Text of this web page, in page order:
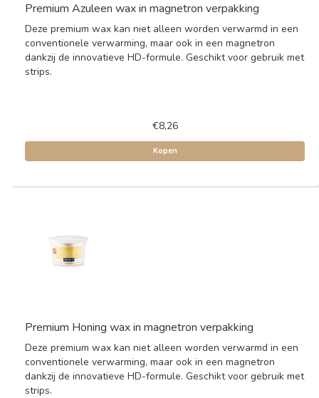
Premium Azuleen wax in magnetron verpakking
Deze premium wax kan niet alleen worden verwarmd in een
conventionele verwarming, maar ook in een magnetron
dankzij de innovatieve HD-formule. Geschikt voor gebruik met
strips.
€8,26
Kopen
Premium Honing wax in magnetron verpakking
Deze premium wax kan niet alleen worden verwarmd in een
conventionele verwarming, maar ook in een magnetron
dankzij de innovatieve HD-formule. Geschikt voor gebruik met
strips.